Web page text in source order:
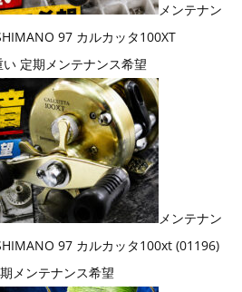
メンテナン
97 カルカッタ100XT
定期メンテナンス希望
メンテナン
97 カルカッタ100xt (01196)
メンテナンス希望